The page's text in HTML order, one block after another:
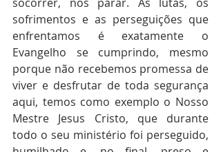
sofrimentos e as perseguições que
enfrentamos é exatamente o
Evangelho se cumprindo, mesmo
porque não recebemos promessa de
viver e desfrutar de toda segurança
aqui, temos como exemplo o Nosso
Mestre Jesus Cristo, que durante
todo o seu ministério foi perseguido,